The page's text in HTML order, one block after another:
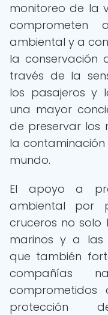
monitoreo de la
comprometen
ambiental y a
la conservación
través de la
los pasajeros y
una mayor
de preservar los
la
mundo.
El apoyo a
ambiental por
cruceros no solo
marinos y a las
que también
compañías
protección